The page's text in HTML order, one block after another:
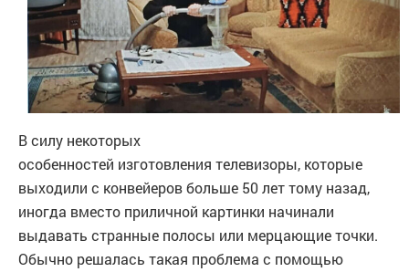
В силу некоторых
особенностей изготовления телевизоры, которые
выходили с конвейеров больше 50 лет тому назад,
иногда вместо приличной картинки начинали
выдавать странные полосы или мерцающие точки.
Обычно решалась такая проблема с помощью